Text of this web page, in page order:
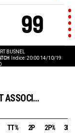
99
BUSNEL
Indice: 20:00 14/10/19
MULHOUSE PFASTATT BASKET ASSOCIATION
TT% 2P 2P% 3P